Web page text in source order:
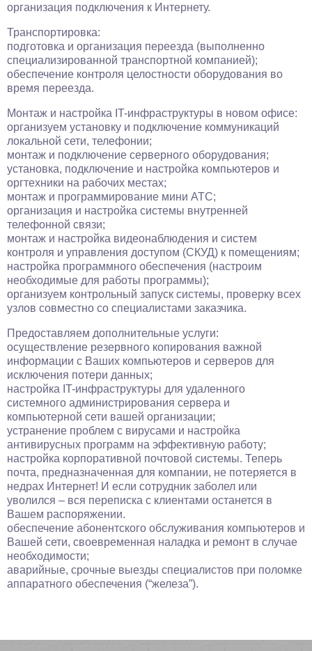
организация подключения к Интернету.
Транспортировка:
подготовка и организация переезда (выполненно
специализированной транспортной компанией);
обеспечение контроля целостности оборудования во
время переезда.
Монтаж и настройка IT-инфраструктуры в новом офисе:
организуем установку и подключение коммуникаций
локальной сети, телефонии;
монтаж и подключение серверного оборудования;
установка, подключение и настройка компьютеров и
оргтехники на рабочих местах;
монтаж и программирование мини АТС;
организация и настройка системы внутренней
телефонной связи;
монтаж и настройка видеонаблюдения и систем
контроля и управления доступом (СКУД) к помещениям;
настройка программного обеспечения (настроим
необходимые для работы программы);
организуем контрольный запуск системы, проверку всех
узлов совместно со специалистами заказчика.
Предоставляем дополнительные услуги:
осуществление резервного копирования важной
информации с Ваших компьютеров и серверов для
исключения потери данных;
настройка IT-инфраструктуры для удаленного
системного администрирования сервера и
компьютерной сети вашей организации;
устранение проблем с вирусами и настройка
антивирусных программ на эффективную работу;
настройка корпоративной почтовой системы. Теперь
почта, предназначенная для компании, не потеряется в
недрах Интернет! И если сотрудник заболел или
уволился – вся переписка с клиентами останется в
Вашем распоряжении.
обеспечение абонентского обслуживания компьютеров и
Вашей сети, своевременная наладка и ремонт в случае
необходимости;
аварийные, срочные выезды специалистов при поломке
аппаратного обеспечения (“железа”).